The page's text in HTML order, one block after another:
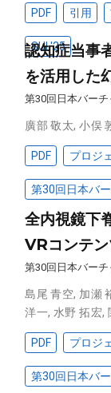
PDF 引用
SUI '25
認知症当事
を活用した
第30回日本バー
廣部 敬太,小俣
PDF プロジ
第30回日本バ
全内視鏡下
VRコンテ
第30回日本バー
島尾 青空, 加瀬
洋一, 水野 拓宏,
PDF プロジ
第30回日本バ